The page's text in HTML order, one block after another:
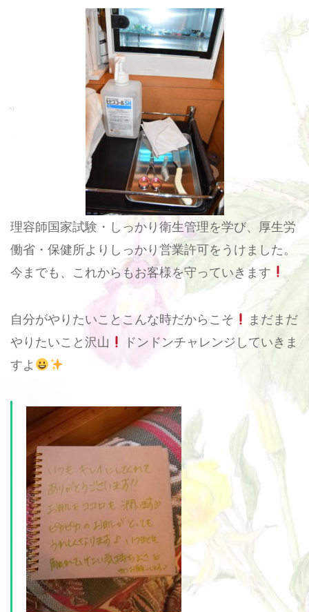
理容師国家試験・しっかり衛生管理を学び、厚生労
働省・保健所よりしっかり営業許可をうけました。
今までも、これからもお客様を守っていきます
自分がやりたいことこんな時だからこそ
まだまだ
やりたいこと沢山
ドンドンチャレンジしていきま
すよ